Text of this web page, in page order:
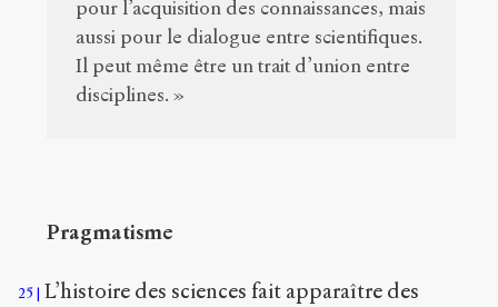
pour l’acquisition des connaissances, mais
aussi pour le dialogue entre scientifiques.
Il peut même être un trait d’union entre
disciplines. »
Pragmatisme
25 L’histoire des sciences fait apparaître des